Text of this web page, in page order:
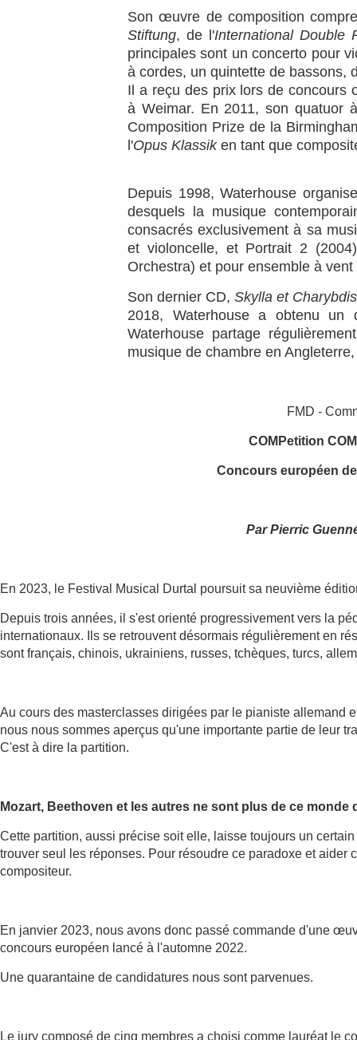
Son œuvre de composition
Stiftung, de l'International Double
principales sont un concerto pour
à cordes, un quintette de bassons,
Il a reçu des prix lors de concours
à Weimar. En 2011, son quatuor
Composition Prize de la
l'Opus Klassiken tant que
Depuis 1998, Waterhouse
desquels la musique
consacrés exclusivement à sa
et violoncelle, et Portrait 2
Orchestra) et pour ensemble à
Son dernier CD, Skylla et Charybdis
2018, Waterhouse a obtenu un
Waterhouse partage
musique de chambre en
FMD -
COMPetition
Concours européen
Par Pierric
En 2023, le Festival Musical Durtal poursuit sa neuvième
Depuis trois années, il s'est orienté progressivement vers la
internationaux. Ils se retrouvent désormais régulièrement en
sont français, chinois, ukrainiens, russes, tchèques, turcs,
Au cours des masterclasses dirigées par le pianiste allemand
nous nous sommes aperçus qu'une importante partie de leur
C'est à dire la partition.
Mozart, Beethoven et les autres ne sont plus de ce monde
Cette partition, aussi précise soit elle, laisse toujours un
trouver seul les réponses. Pour résoudre ce paradoxe et
compositeur.
En janvier 2023, nous avons donc passé commande d'une
concours européen lancé à l'automne 2022.
Une quarantaine de candidatures nous sont parvenues.
Le jury composé de cinq membres a choisi comme lauréat le